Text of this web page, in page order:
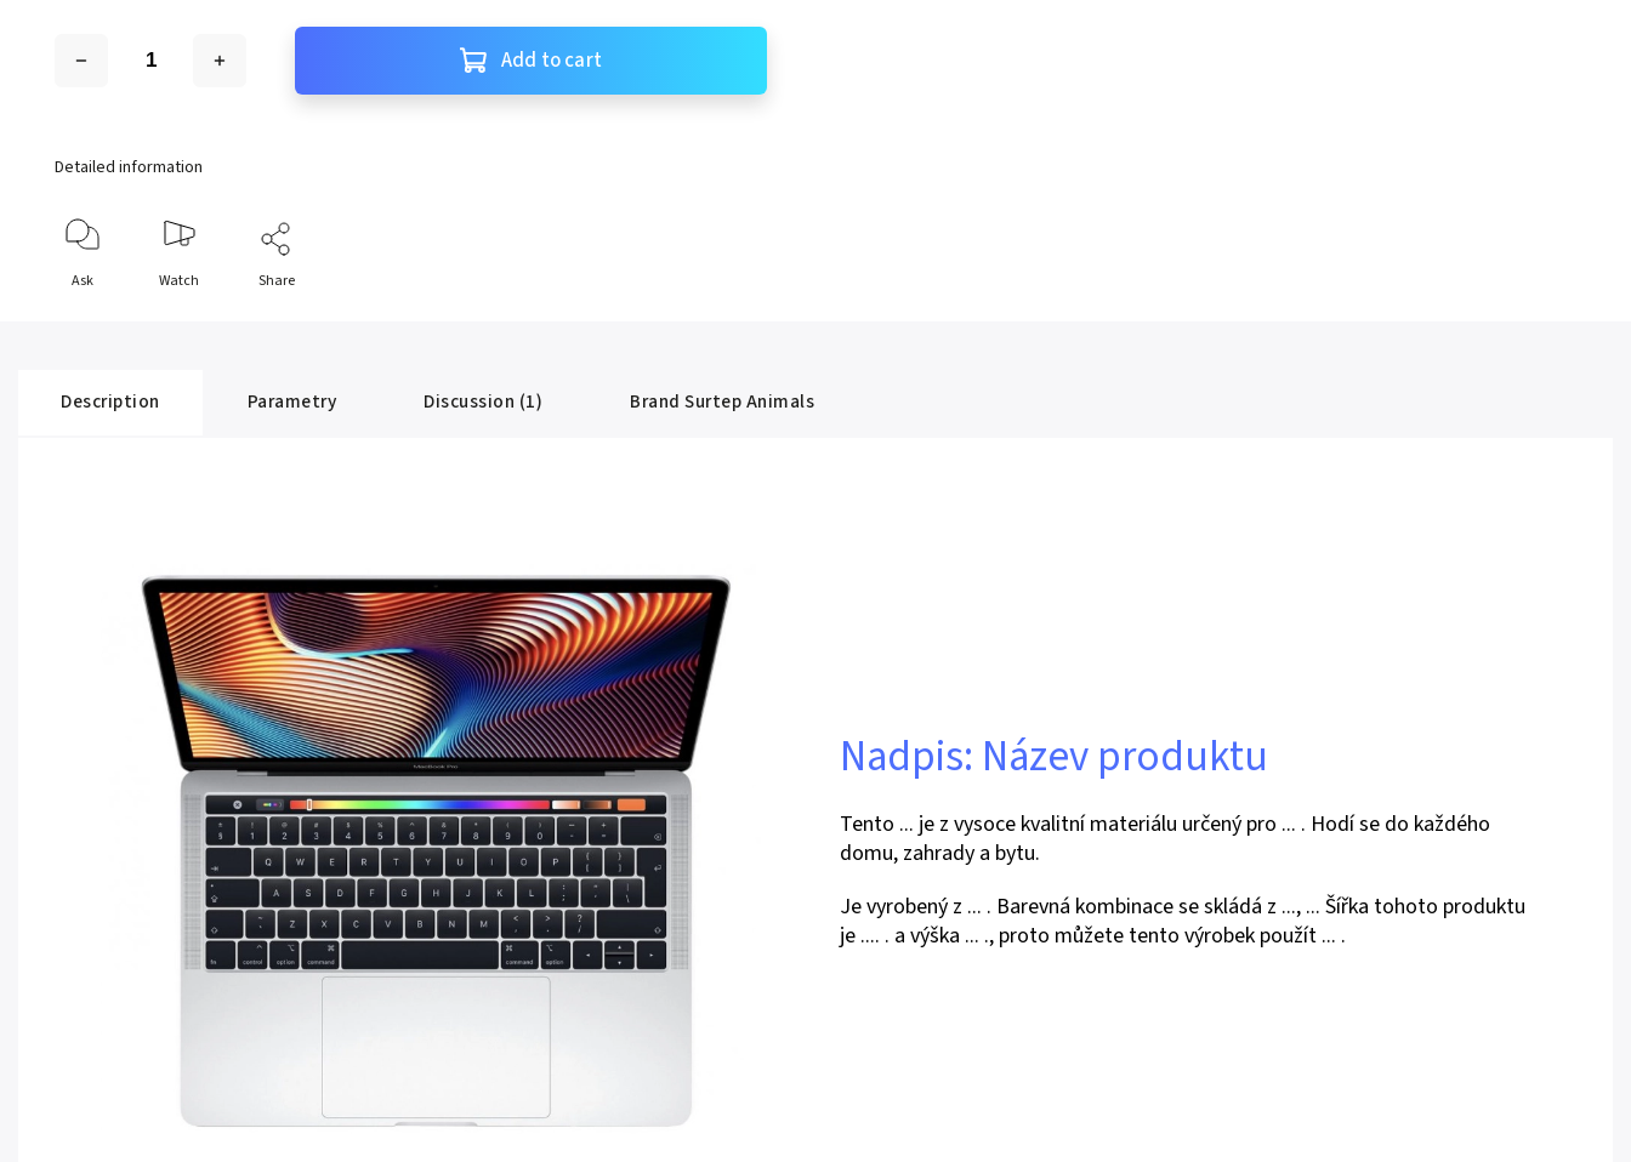
Add to cart
Detailed information
Ask Watch Share
Description Parametry Discussion (1) Brand Surtep Animals
Nadpis: Název produktu
Tento ... je z vysoce kvalitní materiálu určený pro ... . Hodí se do každého
domu, zahrady a bytu.
Je vyrobený z ... . Barevná kombinace se skládá z ..., ... Šířka tohoto produktu
je .... . a výška ... ., proto můžete tento výrobek použít ... .